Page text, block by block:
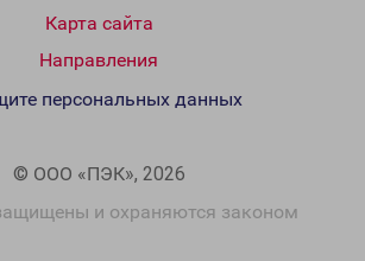
Карта сайта
Направления
© ООО «ПЭК», 2026
и охраняются законом
персональных данных